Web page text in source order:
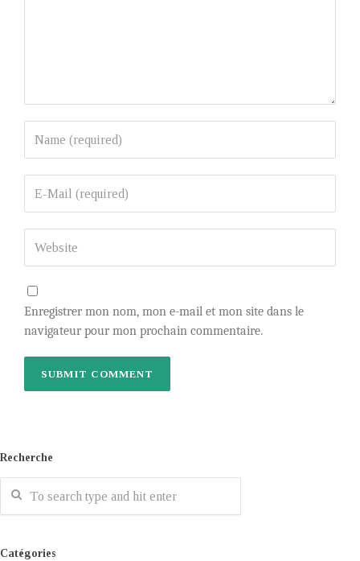
Enregistrer mon nom, mon e-mail et mon site dans le
navigateur pour mon prochain commentaire.
Recherche
Catégories